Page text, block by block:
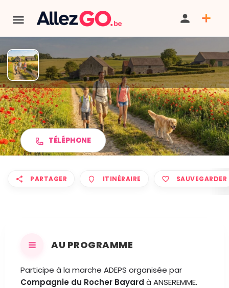
Marche ADEPS à ANSEREMME
TÉLÉPHONE
PARTAGER ITINÉRAIRE SAUVEGARDER
AU PROGRAMME
Participe à la marche ADEPS organisée par
Compagnie du Rocher Bayard à ANSEREMME.